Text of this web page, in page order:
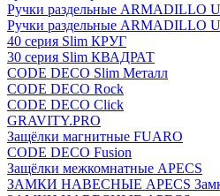
Ручки раздельные ARMADILLO
Ручки раздельные ARMADILLO
40 серия Slim КРУГ
30 серия Slim КВАДРАТ
CODE DECO Slim Металл
CODE DECO Rock
CODE DECO Click
GRAVITY.PRO
Защёлки магнитные FUARO
CODE DECO Fusion
Защёлки межкомнатные APECS
ЗАМКИ НАВЕСНЫЕ APECS Замки